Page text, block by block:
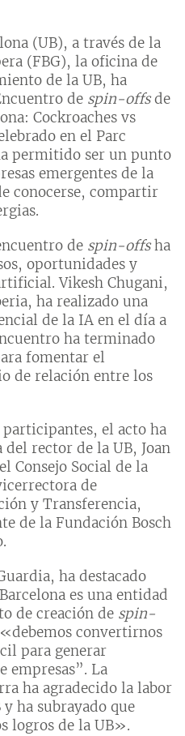
(UB), a través de la
(FBG), la oficina de
de la UB, ha
de spin-offsde
Cockroaches vs
en el Parc
permitido ser un punto
emergentes de la
conocerse, compartir
de spin-offsha
oportunidades y
Vikesh Chugani,
ha realizado una
de la IA en el día a
ha terminado
fomentar el
de relación entre los
participantes, el acto ha
rector de la UB, Joan
Consejo Social de la
de
y Transferencia,
de la Fundación Bosch
ha destacado
es una entidad
de creación de spin-
convertirnos
para generar
empresas”. La
ha agradecido la labor
ha subrayado que
logros de la UB».